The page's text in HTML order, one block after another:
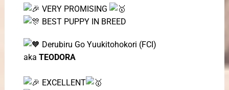
VERY PROMISING
BEST PUPPY IN BREED
Derubiru Go Yuukitohokori (FCI)
akaTEODORA
EXCELLENT